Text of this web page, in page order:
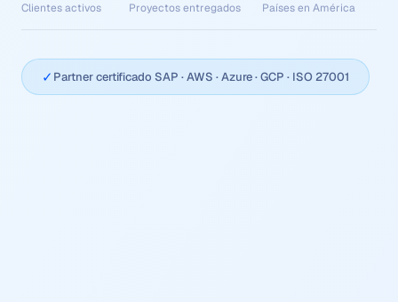
Clientes activos Proyectos entregados Países en América
✓ Partner certificado SAP · AWS · Azure · GCP · ISO 27001